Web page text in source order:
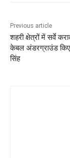
o
o
p
p
Previous article
शहरी क्षेत्रों में सर्वे
केबल अंडरग्राउंड
सिंह